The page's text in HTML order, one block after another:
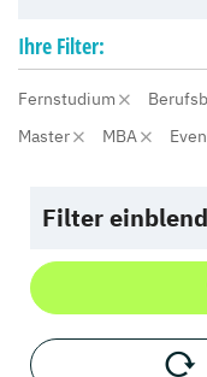
Ihre Filter:
Fernstudium
Master
MBA
Filter